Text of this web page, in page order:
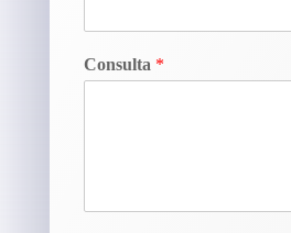
Consulta *